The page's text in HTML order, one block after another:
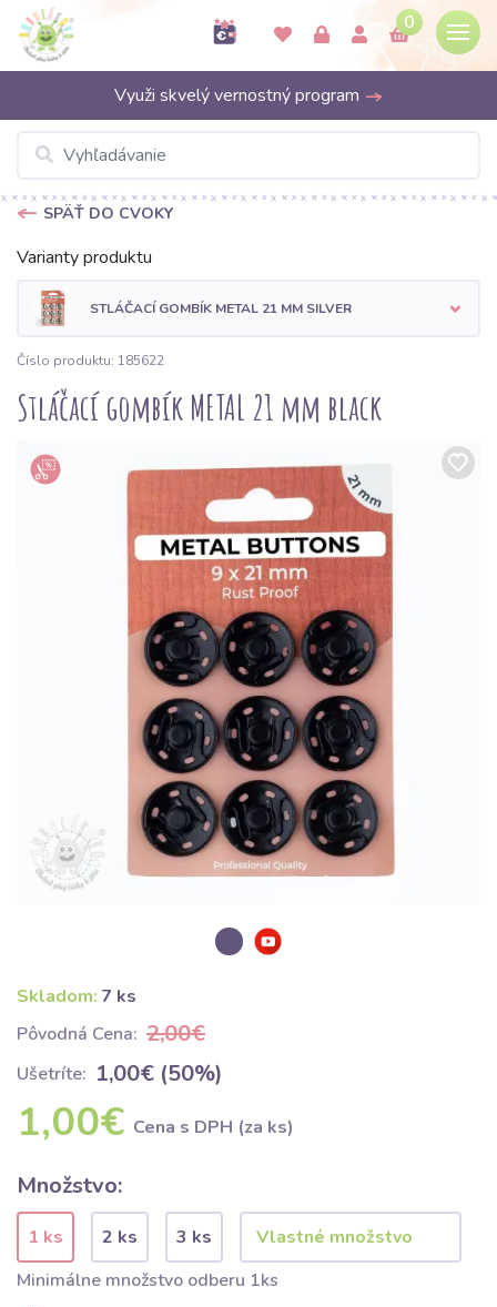
0
Využi skvelý vernostný program
SPÄŤ DO CVOKY
Varianty produktu
STLÁČACÍ GOMBÍK METAL 21 MM SILVER
Číslo produktu: 185622
Stláčací gombík METAL 21 mm black
Skladom: 7 ks
Pôvodná Cena: 2,00€
Ušetríte: 1,00€ (50%)
1,00€ Cena s DPH (za ks)
Množstvo:
1 ks 2 ks
3 ks
Minimálne množstvo odberu 1ks